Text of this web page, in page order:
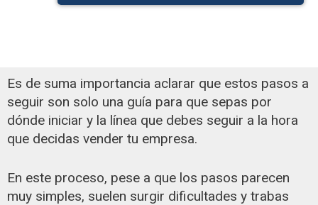
Es de suma importancia aclarar que estos pasos a
seguir son solo una guía para que sepas por
dónde iniciar y la línea que debes seguir a la hora
que decidas vender tu empresa.
En este proceso, pese a que los pasos parecen
muy simples, suelen surgir dificultades y trabas